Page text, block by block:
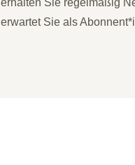
erhalten Sie regelmäßig
erwartet Sie als